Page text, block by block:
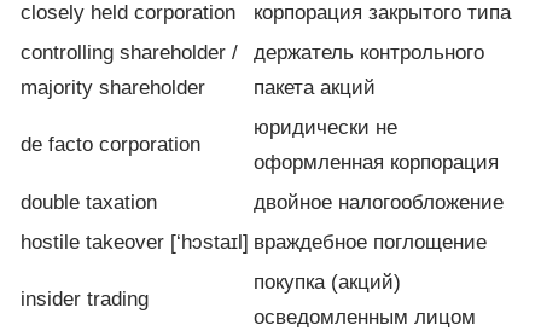
closely held corporation
корпорация закрытого типа
controlling shareholder /
majority shareholder
держатель контрольного
пакета акций
de facto corporation
юридически не
оформленная корпорация
double taxation
двойное налогообложение
hostile takeover [‘hɔstaɪl] враждебное поглощение
insider trading
покупка (акций)
осведомленным лицом